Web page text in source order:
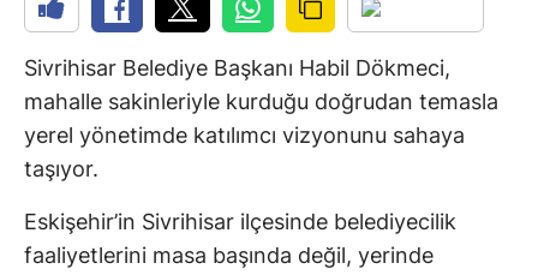
Sivrihisar Belediye Başkanı Habil Dökmeci,
mahalle sakinleriyle kurduğu doğrudan temasla
yerel yönetimde katılımcı vizyonunu sahaya
taşıyor.
Eskişehir’in Sivrihisar ilçesinde belediyecilik
faaliyetlerini masa başında değil, yerinde